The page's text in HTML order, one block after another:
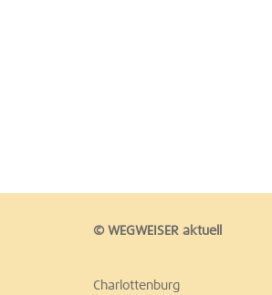
© WEGWEISER aktuell
Charlottenburg